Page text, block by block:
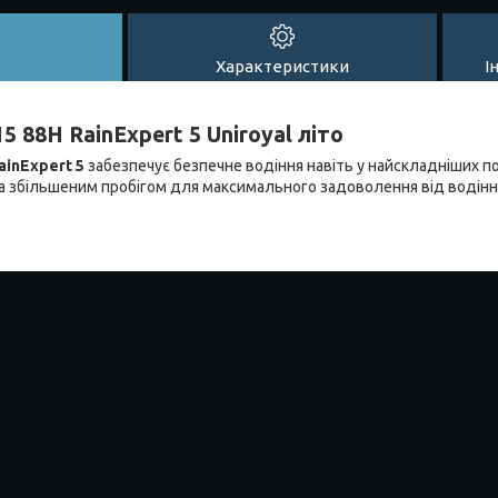
Характеристики
88H RainExpert 5 Uniroyal літо
5 забезпечує безпечне водіння навіть у найскладніших
пробігом для максимального задоволення від